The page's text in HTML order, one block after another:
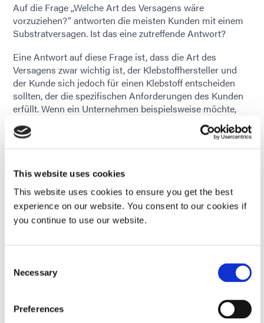
This website uses cookies
This website uses cookies to ensure you get the best
experience on our website. You consent to our cookies if
you continue to use our website.
Selection
Necessary
Preferences
Auf die Frage „Welche Art des Versagens wäre
vorzuziehen?“ antworten die meisten Kunden mit einem
Substratversagen. Ist das eine zutreffende Antwort?
Eine Antwort auf diese Frage ist, dass die Art des
Versagens zwar wichtig ist, der Klebstoffhersteller und
der Kunde sich jedoch für einen Klebstoff entscheiden
sollten, der die spezifischen Anforderungen des Kunden
erfüllt. Wenn ein Unternehmen beispielsweise möchte,
dass seine Baugruppe strengen Umwelttests standhält
und dabei einem Druck von 2.500 psi ausgesetzt ist,
Substratversagen feststellt, ist größtenteils irrelevant,
wenn der Klebstoff seine Anforderungen nicht erfüllt.
Gibt es Situationen, in denen die Art des Versagens
wichtig ist? Ja, wenn während des
in Frage kommenden Klebstoffe einzugrenzen. Auch bei
der Fehleranalyse ist die Art des Versagens wichtig, um
Informationen lässt sich ermitteln, warum ein bestimmter
Klebstoff an einem oder mehreren Substraten Klebung